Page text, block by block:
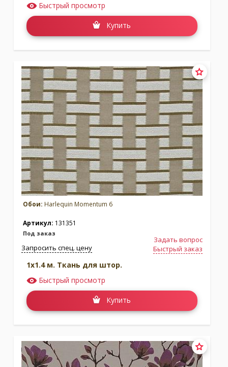
Быстрый просмотр
Купить
Обои: Harlequin Momentum 6
Артикул: 131351
Под заказ
Задать вопрос
Быстрый заказ
Запросить спец. цену
1x1.4 м. Ткань для штор.
Быстрый просмотр
Купить